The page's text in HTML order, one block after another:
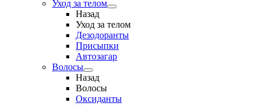
Уход за телом
Назад
Уход за телом
Дезодоранты
Присыпки
Автозагар
Волосы
Назад
Волосы
Оксиданты